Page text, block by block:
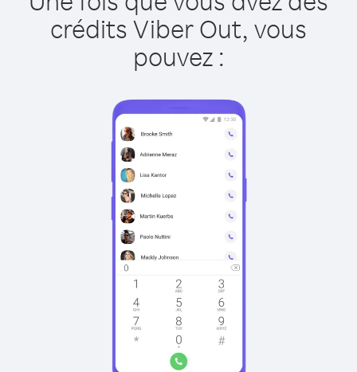
crédits Viber Out, vous
pouvez :